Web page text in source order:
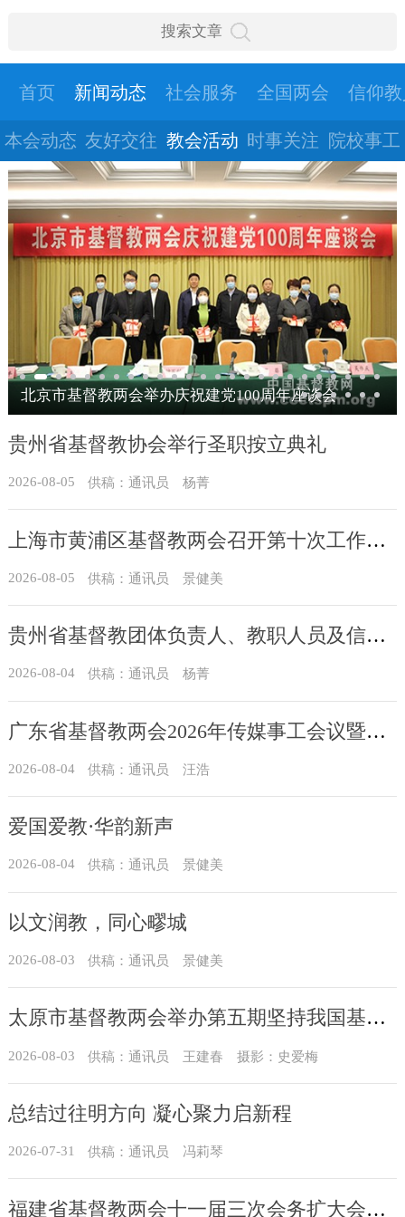
首页 新闻动态 社会服务 全国两会 信仰
本会动态 友好交往 教会活动 时事关注 院校事工
北京市基督教两会举办庆祝建党100周年座谈会
贵州省基督教协会举行圣职按立典礼
2026-08-05 供稿：通讯员 杨菁
上海市黄浦区基督教两会召开第十次工作会议暨沐恩堂管理机构七月份联席会议
2026-08-05 供稿：通讯员 景健美
贵州省基督教团体负责人、教职人员及信众骨干培训班在贵州圣经学校举办
2026-08-04 供稿：通讯员 杨菁
广东省基督教两会2026年传媒事工会议暨通讯员培训班在广州举办
2026-08-04 供稿：通讯员 汪浩
爱国爱教·华韵新声
2026-08-04 供稿：通讯员 景健美
以文润教，同心疁城
2026-08-03 供稿：通讯员 景健美
太原市基督教两会举办第五期坚持我国基督教中国化方向实践能力专题培训
2026-08-03 供稿：通讯员 王建春 摄影：史爱梅
总结过往明方向 凝心聚力启新程
2026-07-31 供稿：通讯员 冯莉琴
福建省基督教两会十一届三次会务扩大会议在榕召开